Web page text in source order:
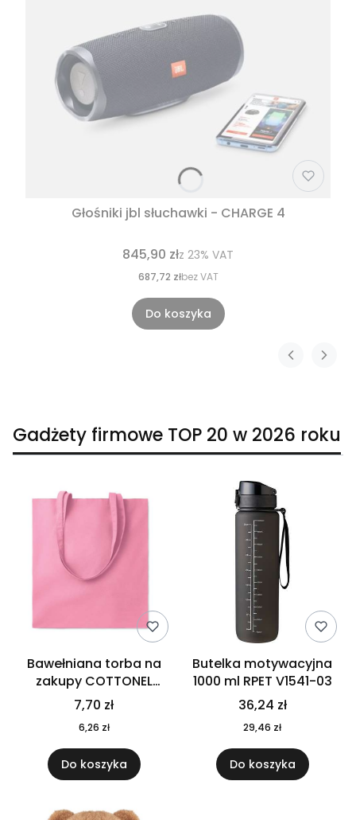
Głośniki jbl słuchawki - CHARGE 4
845,90 złz 23% VAT
687,72 złbez VAT
Do koszyka
Gadżety firmowe TOP 20 w 2026 roku
Bawełniana torba na
zakupy COTTONEL
COLOUR++ MO9846-11
7,70 zł
6,26 zł
Do koszyka
Butelka motywacyjna
1000 ml RPET V1541-03
36,24 zł
29,46 zł
Do koszyka